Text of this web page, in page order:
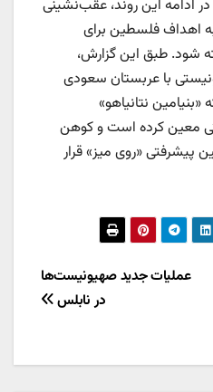
کرد اما در ادامه این روند، عقب‌نشینی
اهداف فلسطین برای
شود. طبق این گزارش،
با عربستان سعودی
نتانیاهو»
معین کرده است و کوهن
پیشرفتی «روی میز» قرار
عملیات جدید صهیونیست‌ها
در نابلس